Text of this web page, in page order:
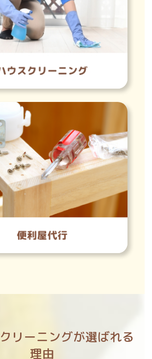
リーニングが選ばれる
理由